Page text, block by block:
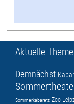
Aktuelle
Demnächst
Sommerkabarett Zoo